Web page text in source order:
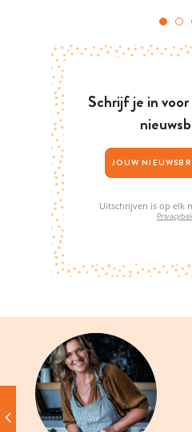
Schrijf je in
Uitschrijven is op elk